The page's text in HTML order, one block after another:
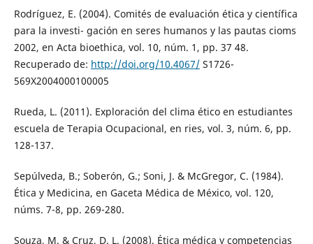
Rodríguez, E. (2004). Comités de evaluación ética y científica
para la investi- gación en seres humanos y las pautas cioms
2002, en Acta bioethica, vol. 10, núm. 1, pp. 37 48.
Recuperado de: http://doi.org/10.4067/S1726-
569X2004000100005
Rueda, L. (2011). Exploración del clima ético en estudiantes
escuela de Terapia Ocupacional, en ries, vol. 3, núm. 6, pp.
128-137.
Sepúlveda, B.; Soberón, G.; Soni, J. & McGregor, C. (1984).
Ética y Medicina, en Gaceta Médica de México, vol. 120,
núms. 7-8, pp. 269-280.
Souza, M. & Cruz, D. L. (2008). Ética médica y competencias